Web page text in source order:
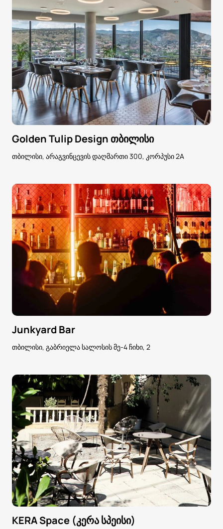
Golden Tulip Design თბილისი
თბილისი, არაგვინცევის დაღმართი 300, კორპუსი 2A
Junkyard Bar
თბილისი, გაბრიელა სალოსის მე-4 ჩიხი, 2
KERA Space (კერა სპეისი)